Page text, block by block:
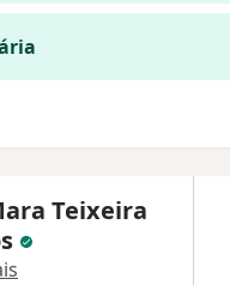
Teixeira